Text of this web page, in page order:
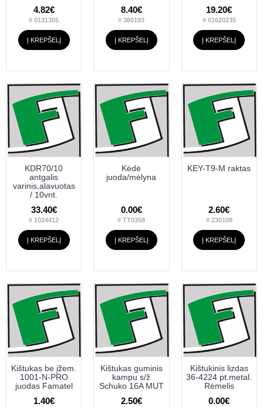
4.82€
# 0131305
Į KREPŠELĮ
8.40€
# 380193
Į KREPŠELĮ
19.20€
# 01620235
Į KREPŠELĮ
KDR70/10
antgalis
varinis,alavuotas
/ 10vnt.
33.40€
# 1024412
Į KREPŠELĮ
Kėdė
juoda/mėlyna
0.00€
# TT0358
Į KREPŠELĮ
KEY-T9-M raktas
2.60€
# 230108
Į KREPŠELĮ
Kištukas be įžem.
1001-N-PRO
juodas Famatel
1.40€
Kištukas guminis
kampu s/ž
Schuko 16A MUT
2.50€
Kištukinis lizdas
36-4224 pt.metal.
Rėmelis
0.00€